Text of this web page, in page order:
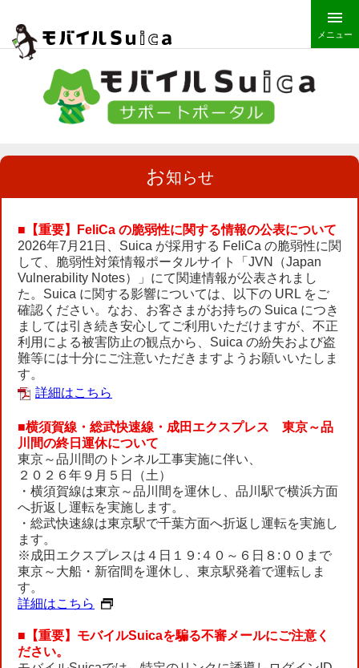
メニュー
お知らせ
■【重要】FeliCa の脆弱性に関する情報の公表について
2026年7月21日、Suica が採用する FeliCa の脆弱性に関
して、脆弱性対策情報ポータルサイト「JVN（Japan
Vulnerability Notes）」にて関連情報が公表されまし
た。Suica に関する影響については、以下の URL をご
確認ください。なお、お客さまがお持ちの Suica につき
ましては引き続き安心してご利用いただけますが、不正
利用による被害防止の観点から、Suica の紛失および盗
難等には十分にご注意いただきますようお願いいたしま
す。
詳細はこちら
■横須賀線・総武快速線・成田エクスプレス 東京～品
川間の終日運休について
東京～品川間のトンネル工事実施に伴い、
２０２６年９月５日（土）
・横須賀線は東京～品川間を運休し、品川駅で横浜方面
へ折返し運転を実施します。
・総武快速線は東京駅で千葉方面へ折返し運転を実施し
ます。
※成田エクスプレスは４日１９:４０～６日８:００まで
東京～大船・新宿間を運休し、東京駅発着で運転しま
す。
詳細はこちら
■【重要】モバイルSuicaを騙る不審メールにご注意く
ださい。